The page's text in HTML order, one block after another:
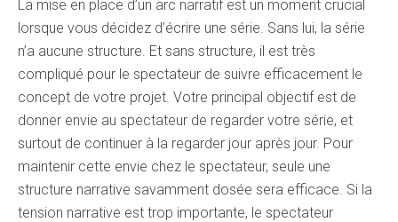
La mise en place d’un arc narratif est un moment crucial
lorsque vous décidez d’écrire une série. Sans lui, la série
n’a aucune structure. Et sans structure, il est très
compliqué pour le spectateur de suivre efficacement le
concept de votre projet. Votre principal objectif est de
donner envie au spectateur de regarder votre série, et
surtout de continuer à la regarder jour après jour. Pour
maintenir cette envie chez le spectateur, seule une
structure narrative savamment dosée sera efficace. Si la
tension narrative est trop importante, le spectateur